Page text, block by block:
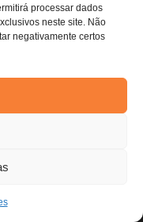
processar dados
neste site. Não
negativamente certos
você a melhor